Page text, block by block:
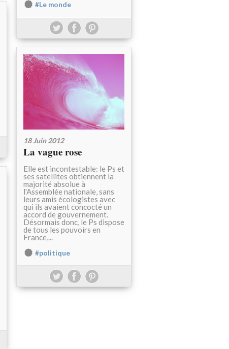
#Le monde
18 Juin 2012
La vague rose
Elle est incontestable: le Ps et
ses satellites obtiennent la
majorité absolue à
l'Assemblée nationale, sans
leurs amis écologistes avec
qui ils avaient concocté un
accord de gouvernement.
Désormais donc, le Ps dispose
de tous les pouvoirs en
France,...
#politique